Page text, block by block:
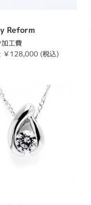
Reform
工費
128,000 (税込)